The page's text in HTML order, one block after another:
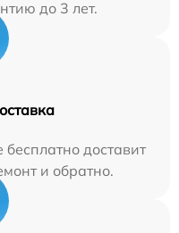
до 3 лет.
доставит
и обратно.